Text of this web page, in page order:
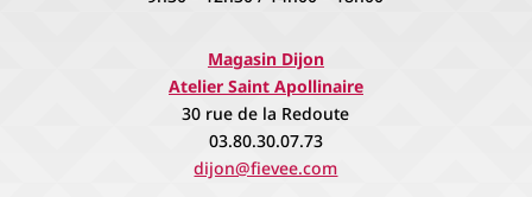
Magasin Dijon
Atelier Saint Apollinaire
30 rue de la Redoute
03.80.30.07.73
dijon@fievee.com